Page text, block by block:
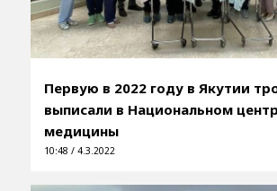
Первую в 2022 году в Якутии
выписали в Национальном
медицины
10:48 / 4.3.2022